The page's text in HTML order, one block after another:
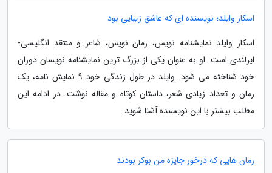
اسکار وایلد؛ نویسنده ای که عاشق زیبایی بود
اسکار وایلد نمایشنامه نویس، رمان نویس، شاعر و منتقد انگلیسی-
ایرلندی است. او به عنوان یکی از بزرگ ترین نمایشنامه نویسان دوران
خود شناخته می شود. وایلد در طول زندگی خود 9 نمایش نامه، یک
رمان و تعداد زیادی شعر، داستان کوتاه و مقاله نوشت. در ادامه این
مطلب بیشتر با این نویسنده آشنا شوید.
رمان هایی که درخور جایزه من بوکر بودند